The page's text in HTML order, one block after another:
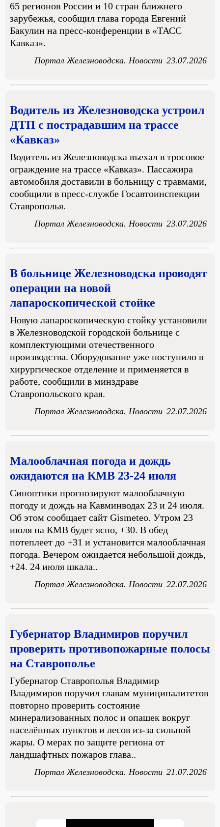
65 регионов России и 10 стран ближнего
зарубежья, сообщил глава города Евгений
Бакулин на пресс-конференции в «ТАСС
Кавказ».
Портал Железноводска. Новости 23.07.2026
Водитель из Железноводска устроил
ДТП с пострадавшим на трассе
«Кавказ»
Водитель из Железноводска въехал в тросовое
ограждение на трассе «Кавказ». Пассажира
автомобиля доставили в больницу с травмами,
сообщили в пресс-службе Госавтоинспекции
Ставрополья.
Портал Железноводска. Новости 23.07.2026
В больнице Железноводска проводят
операции на новой
лапароскопической стойке
Новую лапароскопическую стойку установили
в Железноводской городской больнице с
комплектующими отечественного
производства. Оборудование уже поступило в
хирургическое отделение и применяется в
работе, сообщили в минздраве
Ставропольского края.
Портал Железноводска. Новости 22.07.2026
Малооблачная погода и дождь
ожидаются на КМВ 23-24 июля
Синоптики прогнозируют малооблачную
погоду и дождь на Кавминводах 23 и 24 июля.
Об этом сообщает сайт Gismeteo. Утром 23
июля на КМВ будет ясно, +30. В обед
потеплеет до +31 и установится малооблачная
погода. Вечером ожидается небольшой дождь,
+24. 24 июля шкала..
Портал Железноводска. Новости 22.07.2026
Губернатор Владимиров поручил
проверить противопожарные полосы
на Ставрополье
Губернатор Ставрополья Владимир
Владимиров поручил главам муниципалитетов
повторно проверить состояние
минерализованных полос и опашек вокруг
населённых пунктов и лесов из-за сильной
жары. О мерах по защите региона от
ландшафтных пожаров глава..
Портал Железноводска. Новости 21.07.2026